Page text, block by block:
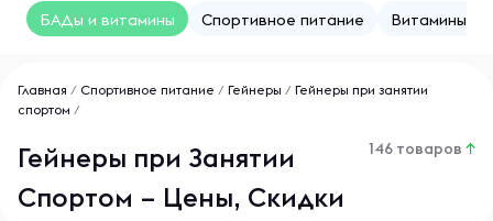
БАДы и витамины Спортивное питание Витамины
Главная / Спортивное питание / Гейнеры / Гейнеры при занятии
спортом /
Гейнеры при Занятии
Спортом – Цены, Скидки
146 товаров ↑